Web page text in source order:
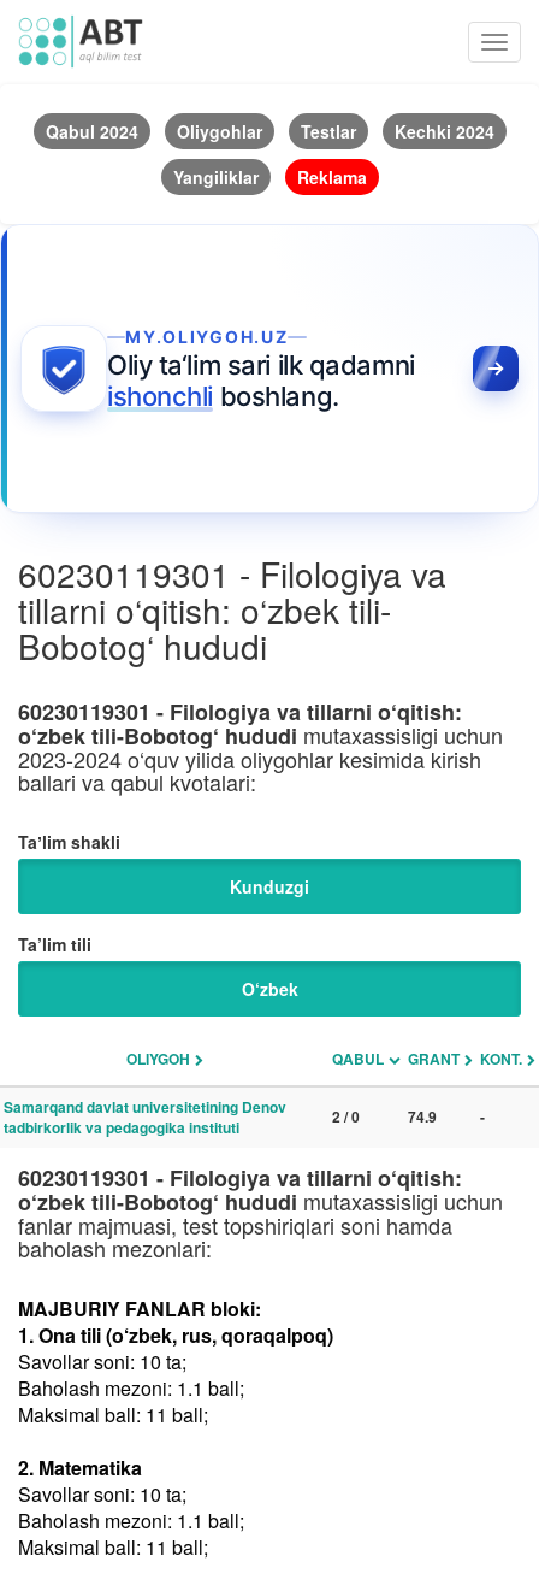
Qabul 2024 Oliygohlar Testlar
Kechki 2024
Yangiliklar
Reklama
MY.OLIYGOH.UZ
Oliy ta‘lim sari ilk qadamni
ishonchli boshlang.
60230119301 - Filologiya va
tillarni o‘qitish: o‘zbek tili-
Bobotog‘ hududi
60230119301 - Filologiya va tillarni o‘qitish:
o‘zbek tili-Bobotog‘ hududi mutaxassisligi uchun
2023-2024 o‘quv yilida oliygohlar kesimida kirish
ballari va qabul kvotalari:
Taʼlim shakli
Kunduzgi
Ta’lim tili
O‘zbek
OLIYGOH QABUL GRANT KONT.
Samarqand davlat universitetining Denov
tadbirkorlik va pedagogika instituti
2 / 0 74.9 -
60230119301 - Filologiya va tillarni o‘qitish:
o‘zbek tili-Bobotog‘ hududi mutaxassisligi uchun
fanlar majmuasi, test topshiriqlari soni hamda
baholash mezonlari:
MAJBURIY FANLAR bloki:
1. Ona tili (o‘zbek, rus, qoraqalpoq)
Savollar soni: 10 ta;
Baholash mezoni: 1.1 ball;
Maksimal ball: 11 ball;
2. Matematika
Savollar soni: 10 ta;
Baholash mezoni: 1.1 ball;
Maksimal ball: 11 ball;